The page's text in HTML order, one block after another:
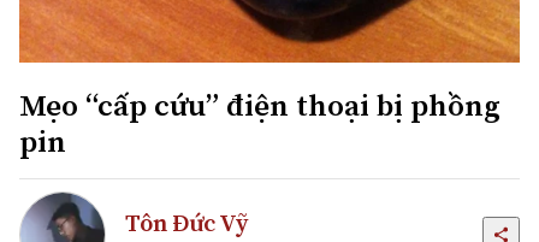
Mẹo “cấp cứu” điện thoại bị phồng
pin
Tôn Đức Vỹ